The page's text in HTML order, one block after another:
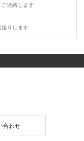
連絡します
りします
合わせ